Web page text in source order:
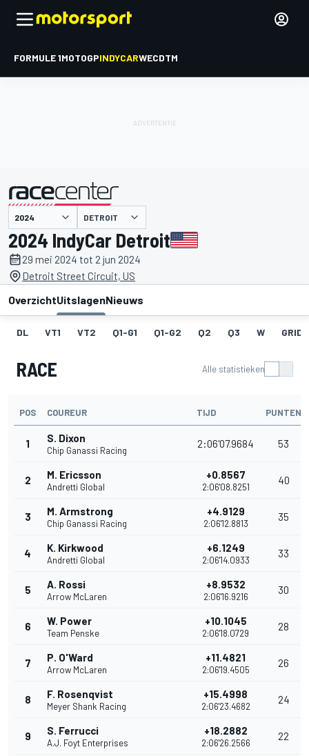
FORMULE 1MOTOGPINDYCARWECDTM
gepresenteerd door DETROIT
2024 IndyCar Detroit
29 mei 2024 tot 2 jun 2024
Detroit Street Circuit, US
OverzichtUitslagenNieuws
DL VT1 VT2 Q1-G1 Q1-G2 Q2 Q3 W GRID
RACE Alle statistieken
POS COUREUR TIJD PUNTEN
1 S. Dixon
Chip Ganassi Racing
2:06'07.9684 53
2 M. Ericsson
Andretti Global
+0.8567
2:06'08.8251
40
3 M. Armstrong
Chip Ganassi Racing
+4.9129
2:06'12.8813
35
4 K. Kirkwood
Andretti Global
+6.1249
2:06'14.0933
33
5 A. Rossi
Arrow McLaren
+8.9532
2:06'16.9216
30
6 W. Power
Team Penske
+10.1045
2:06'18.0729
28
7 P. O'Ward
Arrow McLaren
+11.4821
2:06'19.4505
26
8 F. Rosenqvist
Meyer Shank Racing
+15.4998
2:06'23.4682
24
9 S. Ferrucci
A.J. Foyt Enterprises
+18.2882
2:06'26.2566
22